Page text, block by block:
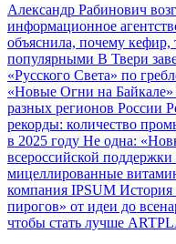
Александр Рабинович
информационное
объяснила, почему кефир,
популярными В Твери
«Русского Света» по
«Новые Огни на Байкале»
разных регионов России
рекорды: количество
в 2025 году Не одна:
всероссийской
мицеллированные
компания IPSUM История
пирогов» от идеи до
чтобы стать лучше